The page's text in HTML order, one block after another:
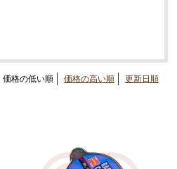
ピットマンアーム アイドラー
価格の低い順 価格の高い順 更新日順